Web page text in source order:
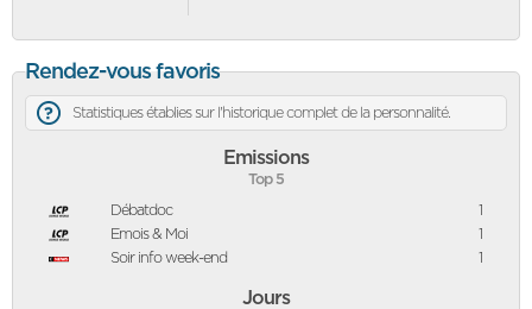
Rendez-vous favoris
Statistiques établies sur l'historique complet de la personnalité.
Emissions
Top 5
Débatdoc
1
Emois & Moi
1
Soir info week-end
1
Jours